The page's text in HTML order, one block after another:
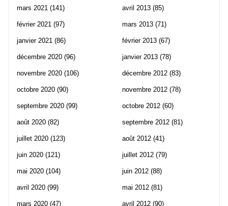
mars 2021 (141)
février 2021 (97)
janvier 2021 (86)
décembre 2020 (96)
novembre 2020 (106)
octobre 2020 (90)
septembre 2020 (99)
août 2020 (82)
juillet 2020 (123)
juin 2020 (121)
mai 2020 (104)
avril 2020 (99)
mars 2020 (47)
avril 2013 (85)
mars 2013 (71)
février 2013 (67)
janvier 2013 (78)
décembre 2012 (83)
novembre 2012 (78)
octobre 2012 (60)
septembre 2012 (81)
août 2012 (41)
juillet 2012 (79)
juin 2012 (88)
mai 2012 (81)
avril 2012 (90)